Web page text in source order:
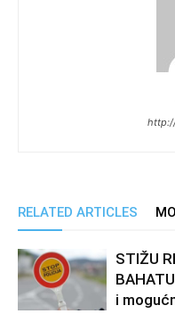
RELATED ARTICLES
STIŽU
i